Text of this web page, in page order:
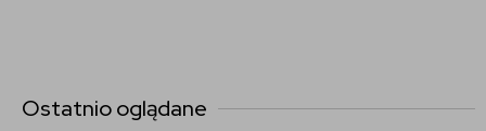
Ostatnio oglądane